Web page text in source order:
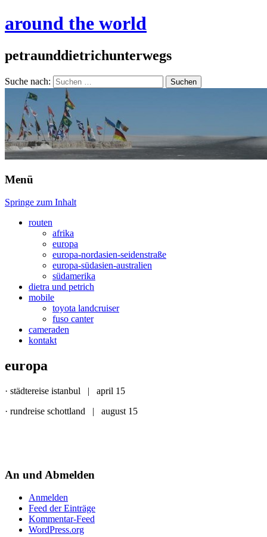
around the world
petraunddietrichunterwegs
Suche nach:
Menü
Springe zum Inhalt
routen
afrika
europa
europa-nordasien-seidenstraße
europa-südasien-australien
südamerika
dietra und petrich
mobile
toyota landcruiser
fuso canter
cameraden
kontakt
europa
· städtereise istanbul | april 15
· rundreise schottland | august 15
An und Abmelden
Anmelden
Feed der Einträge
Kommentar-Feed
WordPress.org